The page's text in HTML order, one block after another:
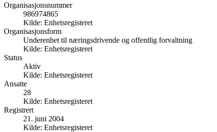
Organisasjonsnummer
986974865
Kilde: Enhetsregisteret
Organisasjonsform
Underenhet til næringsdrivende og offentlig forvaltning
Kilde: Enhetsregisteret
Status
Aktiv
Kilde: Enhetsregisteret
Ansatte
28
Kilde: Enhetsregisteret
Registrert
21. juni 2004
Kilde: Enhetsregisteret